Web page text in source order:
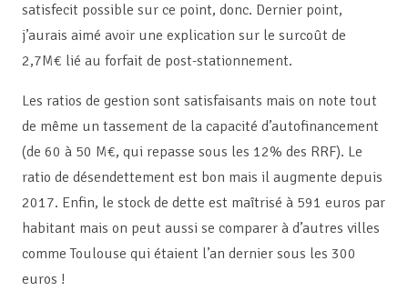
satisfecit possible sur ce point, donc. Dernier point,
j’aurais aimé avoir une explication sur le surcoût de
2,7M€ lié au forfait de post-stationnement.
Les ratios de gestion sont satisfaisants mais on note tout
de même un tassement de la capacité d’autofinancement
(de 60 à 50 M€, qui repasse sous les 12% des RRF). Le
ratio de désendettement est bon mais il augmente depuis
2017. Enfin, le stock de dette est maîtrisé à 591 euros par
habitant mais on peut aussi se comparer à d’autres villes
comme Toulouse qui étaient l’an dernier sous les 300
euros !